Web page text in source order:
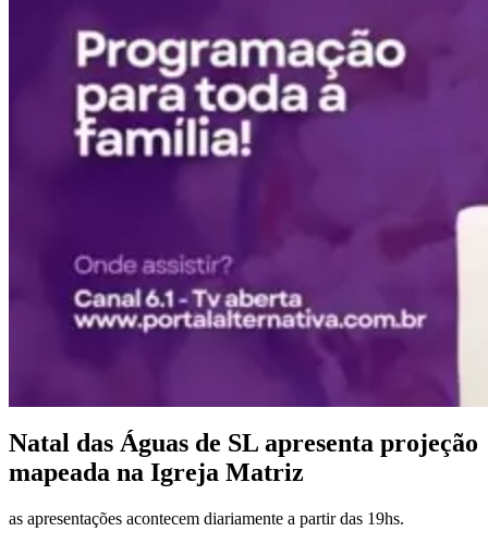
Natal das Águas de SL apresenta projeção
mapeada na Igreja Matriz
as apresentações acontecem diariamente a partir das 19hs.